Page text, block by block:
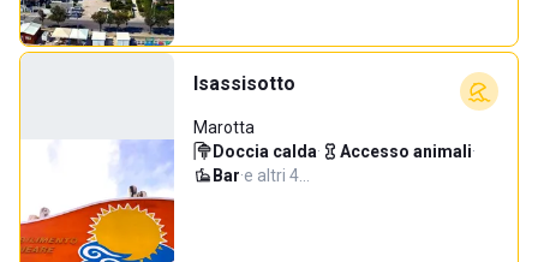
Isassisotto
Marotta
Doccia calda· Accesso animali·
Bar·e altri 4…